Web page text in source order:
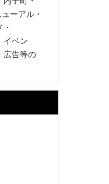
ーアル・
イベン
広告等の